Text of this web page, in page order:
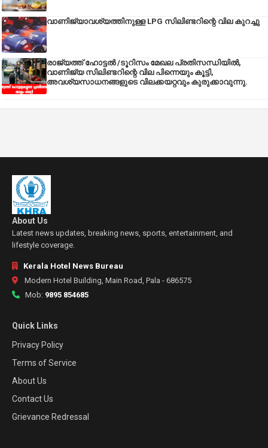
വാണിജ്യാവശ്യത്തിനുള്ള LPG സിലിണ്ടറിന്റെ വില കുറച്ചു
രാജ്യത്ത് ഹോട്ടൽ /ടൂറിസം മേഖല പ്രതിസന്ധിയിൽ,
വാണിജ്യ സിലിണ്ടറിന്റെ വില പിന്നെയും കൂട്ടി,
അവശ്യസാധനങ്ങളുടെ വിലക്കയറ്റവും കുരുക്കാവുന്നു.
About Us
Latest news updates, breaking news, sports, entertainment, and
lifestyle coverage.
Kerala Hotel News Bureau
Modern Hotel Building, Main Road, Pala - 686575
Mob: 9895 854685
Quick Links
Privacy Policy
Terms of Service
About Us
Contact Us
Grievance Redressal